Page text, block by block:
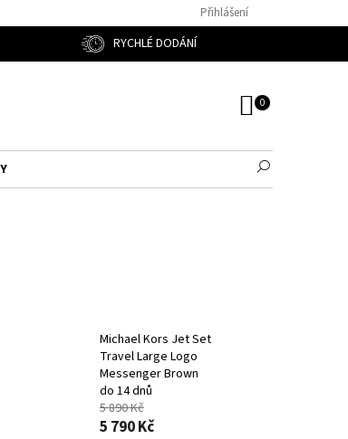
Přihlášení
RYCHLÉ DODÁNÍ
Michael Kors Jet Set
Travel Large Logo
Messenger Brown
do 14 dnů
5 890 Kč
5 790 Kč